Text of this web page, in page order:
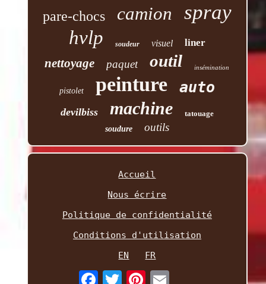
pare-chocs camion spray
hvlp soudeur visuel liner
nettoyage paquet outil insémination
pistolet peinture auto
devilbiss machine
tatouage
soudure
outils
Accueil
Nous écrire
Politique de confidentialité
Conditions d'utilisation
EN
FR